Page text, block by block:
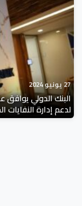
27 يونيو 2024
لدعم إدارة النفايات